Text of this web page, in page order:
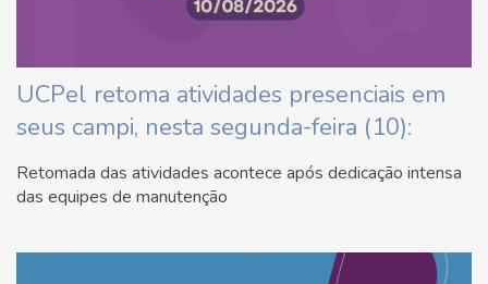
UCPel retoma atividades presenciais em
seus campi, nesta segunda-feira (10):
Retomada das atividades acontece após dedicação intensa
das equipes de manutenção